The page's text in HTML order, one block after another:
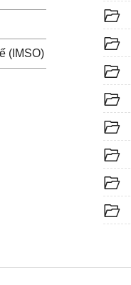
(IMSO)